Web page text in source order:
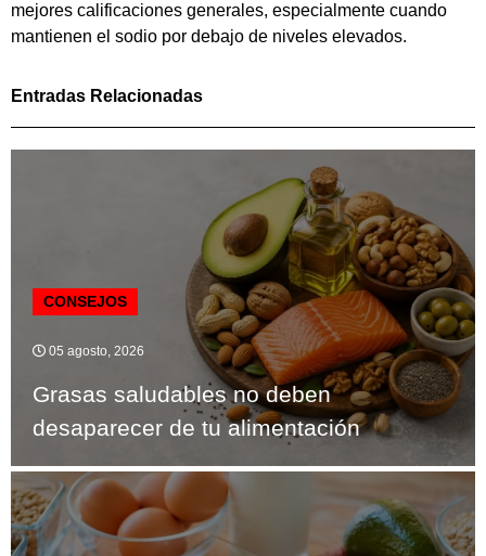
mejores calificaciones generales, especialmente cuando
mantienen el sodio por debajo de niveles elevados.
Entradas Relacionadas
CONSEJOS
05 agosto, 2026
Grasas saludables no deben
desaparecer de tu alimentación